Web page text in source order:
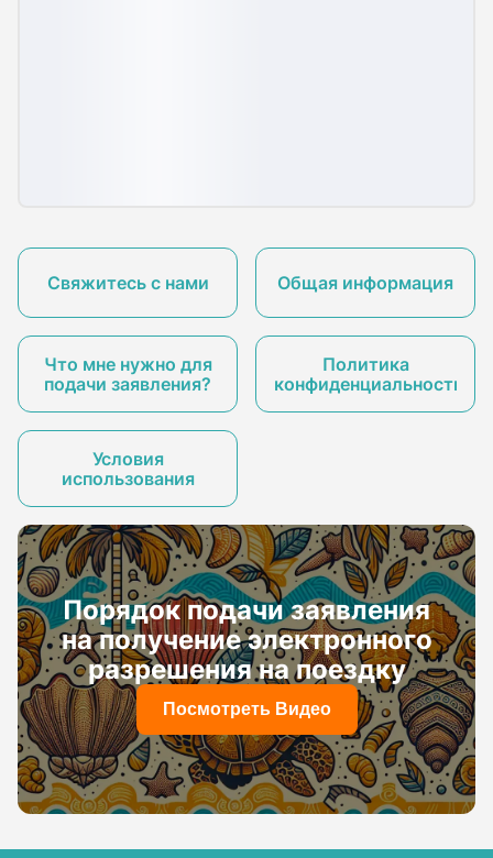
Свяжитесь с нами Общая информация
Что мне нужно для
подачи заявления?
Политика
конфиденциальности
Условия
использования
Порядок подачи заявления
на получение электронного
разрешения на поездку
Посмотреть Видео